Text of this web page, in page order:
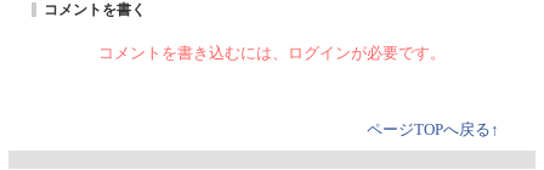
コメントを書く
コメントを書き込むには、ログインが必要です。
ページTOPへ戻る↑